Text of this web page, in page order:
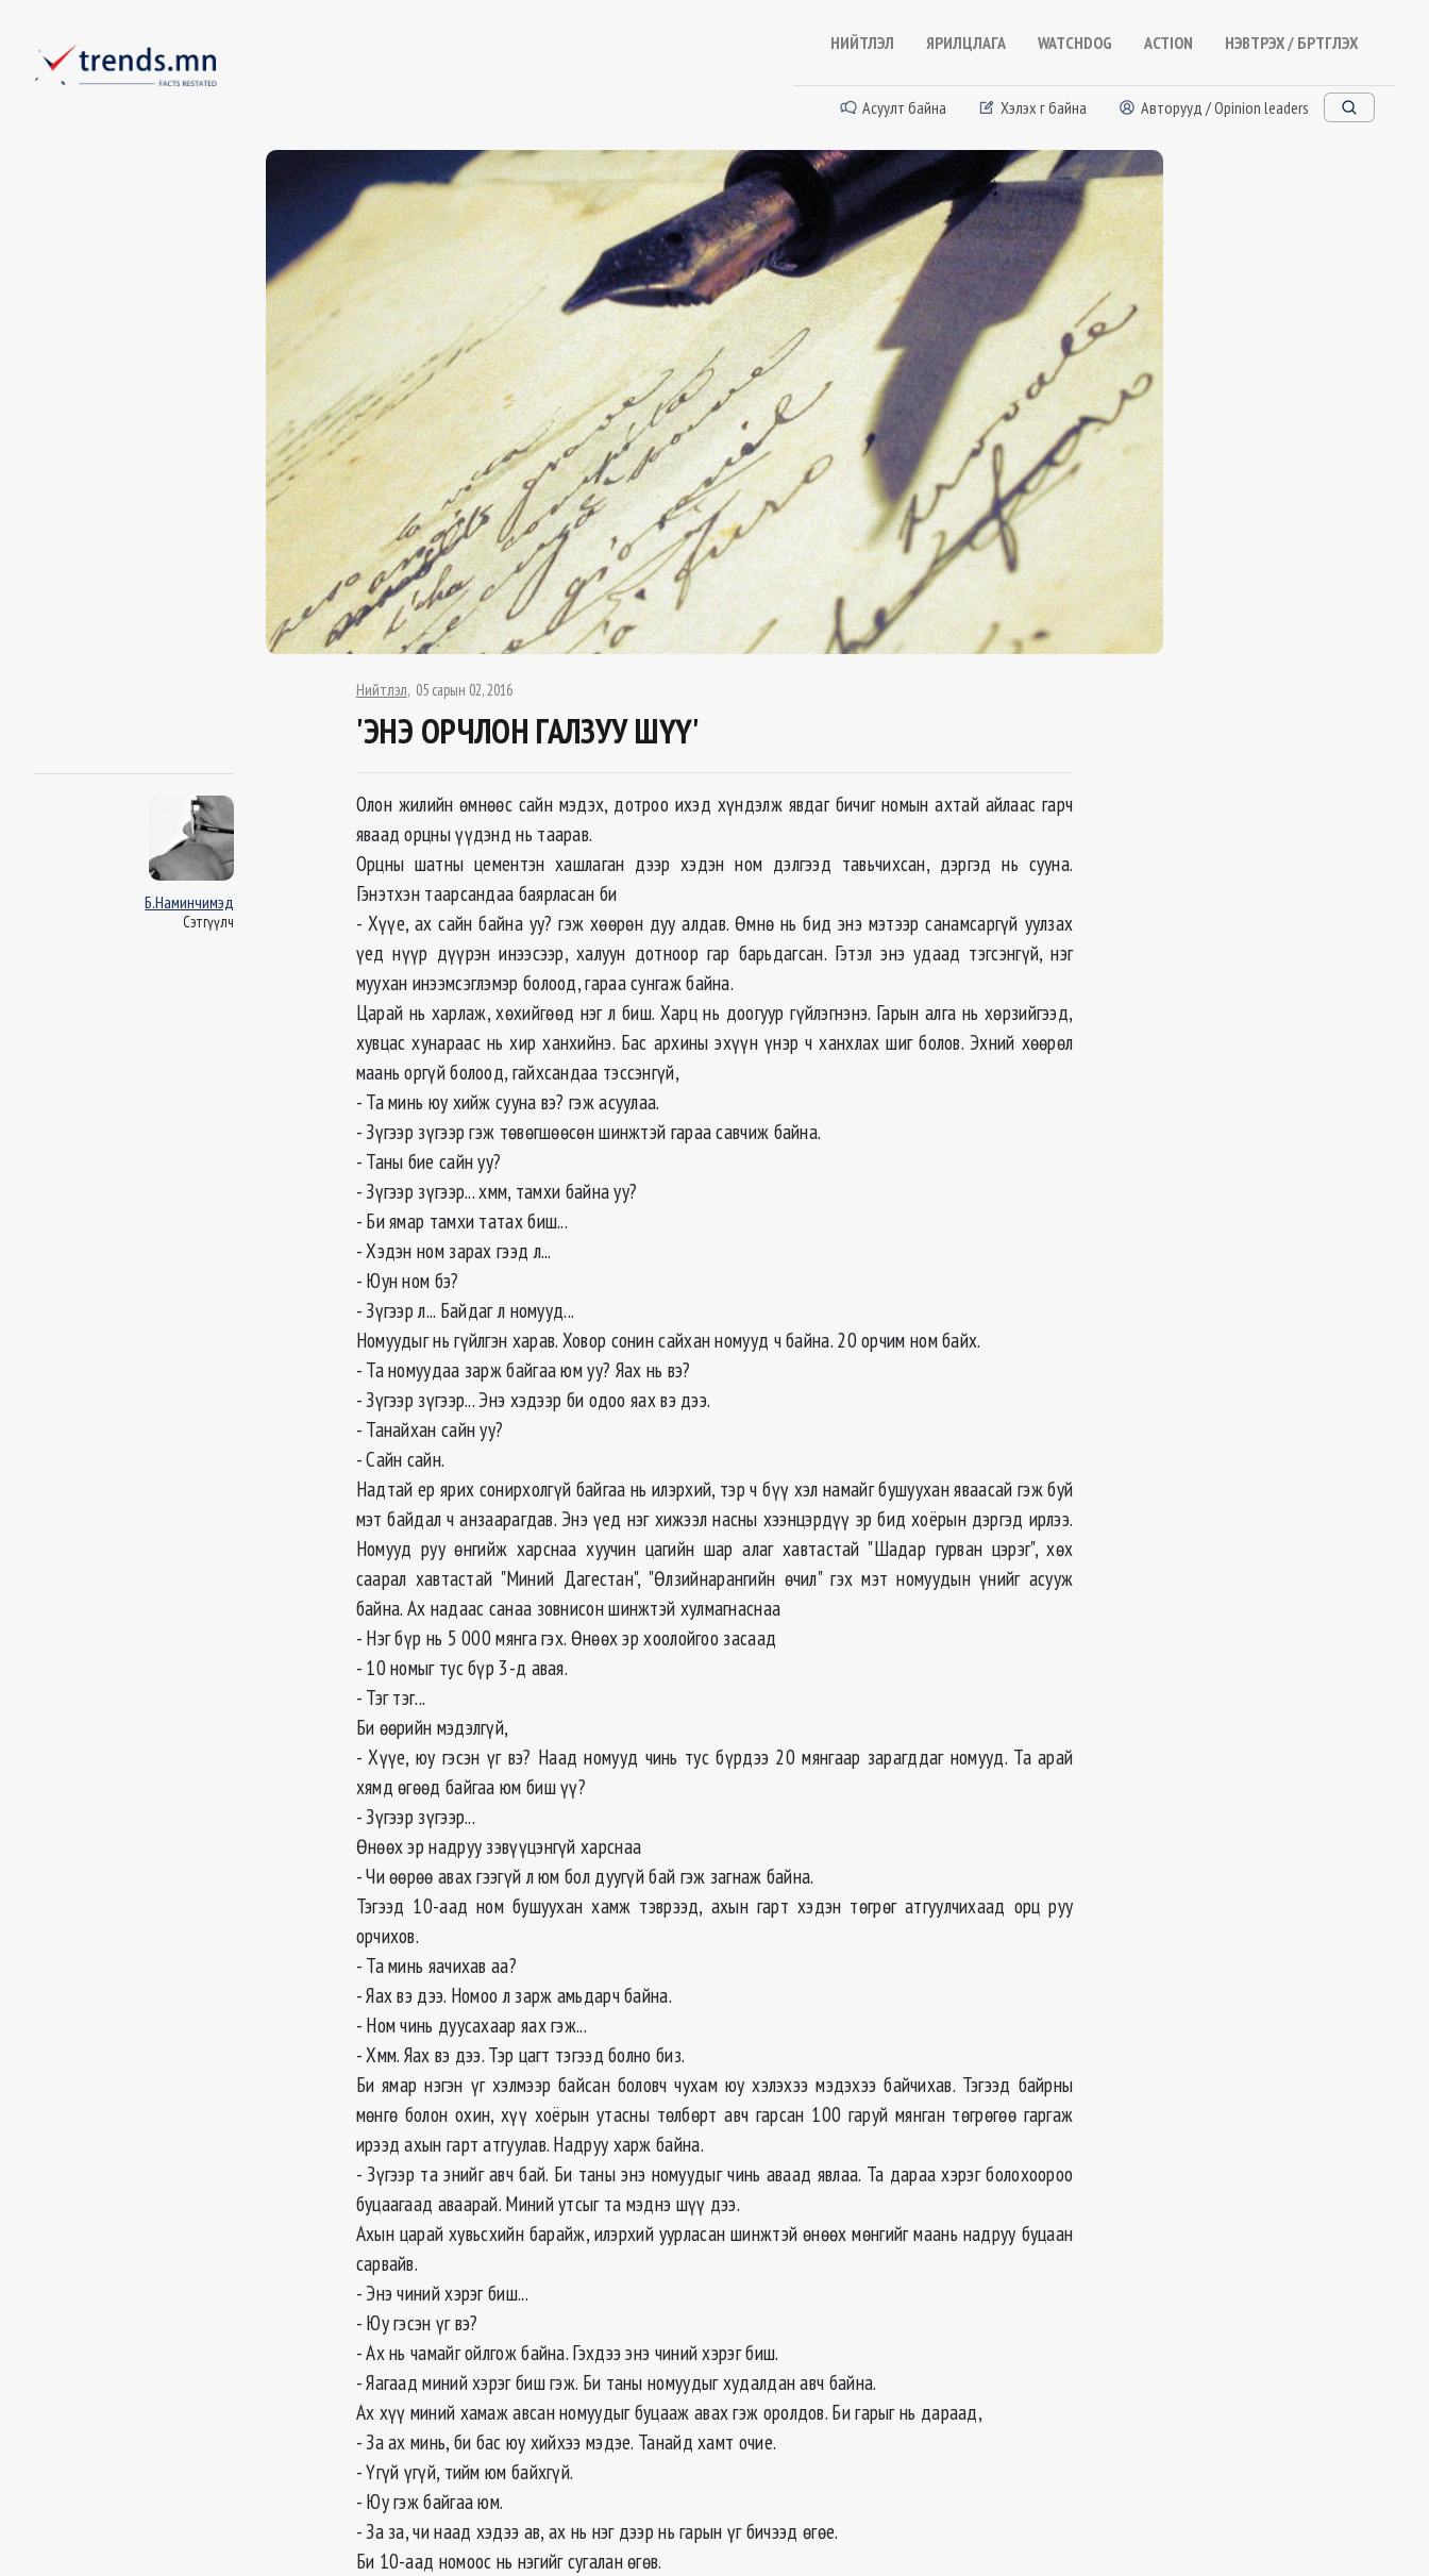
НИЙТЛЭЛ ЯРИЛЦЛАГА WATCHDOG ACTION НЭВТРЭХ / БҮРТГҮҮЛЭХ
Асуулт байна Хэлэх үг байна Авторууд / Opinion leaders
Нийтлэл 05 сарын 02, 2016
'ЭНЭ ОРЧЛОН ГАЛЗУУ ШҮҮ'
Б.Наминчимэд
Сэтгүүлч
Олон жилийн өмнөөс сайн мэдэх, дотроо ихэд хүндэлж явдаг бичиг номын ахтай айлаас гарч
яваад орцны үүдэнд нь таарав.
Орцны шатны цементэн хашлаган дээр хэдэн ном дэлгээд тавьчихсан, дэргэд нь сууна.
Гэнэтхэн таарсандаа баярласан би
- Хүүе, ах сайн байна уу? гэж хөөрөн дуу алдав. Өмнө нь бид энэ мэтээр санамсаргүй уулзах
үед нүүр дүүрэн инээсээр, халуун дотноор гар барьдагсан. Гэтэл энэ удаад тэгсэнгүй, нэг
муухан инээмсэглэмэр болоод, гараа сунгаж байна.
Царай нь харлаж, хөхийгөөд нэг л биш. Харц нь доогуур гүйлэгнэнэ. Гарын алга нь хөрзийгээд,
хувцас хунараас нь хир ханхийнэ. Бас архины эхүүн үнэр ч ханхлах шиг болов. Эхний хөөрөл
маань оргүй болоод, гайхсандаа тэссэнгүй,
- Та минь юу хийж сууна вэ? гэж асуулаа.
- Зүгээр зүгээр гэж төвөгшөөсөн шинжтэй гараа савчиж байна.
- Таны бие сайн уу?
- Зүгээр зүгээр... хмм, тамхи байна уу?
- Би ямар тамхи татах биш...
- Хэдэн ном зарах гээд л...
- Юун ном бэ?
- Зүгээр л... Байдаг л номууд...
Номуудыг нь гүйлгэн харав. Ховор сонин сайхан номууд ч байна. 20 орчим ном байх.
- Та номуудаа зарж байгаа юм уу? Яах нь вэ?
- Зүгээр зүгээр... Энэ хэдээр би одоо яах вэ дээ.
- Танайхан сайн уу?
- Сайн сайн.
Надтай ер ярих сонирхолгүй байгаа нь илэрхий, тэр ч бүү хэл намайг бушуухан яваасай гэж буй
мэт байдал ч анзаарагдав. Энэ үед нэг хижээл насны хээнцэрдүү эр бид хоёрын дэргэд ирлээ.
Номууд руу өнгийж харснаа хуучин цагийн шар алаг хавтастай "Шадар гурван цэрэг", хөх
саарал хавтастай "Миний Дагестан", "Өлзийнарангийн өчил" гэх мэт номуудын үнийг асууж
байна. Ах надаас санаа зовнисон шинжтэй хулмагнаснаа
- Нэг бүр нь 5 000 мянга гэх. Өнөөх эр хоолойгоо засаад
- 10 номыг тус бүр 3-д авая.
- Тэг тэг...
Би өөрийн мэдэлгүй,
- Хүүе, юу гэсэн үг вэ? Наад номууд чинь тус бүрдээ 20 мянгаар зарагддаг номууд. Та арай
хямд өгөөд байгаа юм биш үү?
- Зүгээр зүгээр...
Өнөөх эр надруу зэвүүцэнгүй харснаа
- Чи өөрөө авах гээгүй л юм бол дуугүй бай гэж загнаж байна.
Тэгээд 10-аад ном бушуухан хамж тэврээд, ахын гарт хэдэн төгрөг атгуулчихаад орц руу
орчихов.
- Та минь яачихав аа?
- Яах вэ дээ. Номоо л зарж амьдарч байна.
- Ном чинь дуусахаар яах гэж...
- Хмм. Яах вэ дээ. Тэр цагт тэгээд болно биз.
Би ямар нэгэн үг хэлмээр байсан боловч чухам юу хэлэхээ мэдэхээ байчихав. Тэгээд байрны
мөнгө болон охин, хүү хоёрын утасны төлбөрт авч гарсан 100 гаруй мянган төгрөгөө гаргаж
ирээд ахын гарт атгуулав. Надруу харж байна.
- Зүгээр та энийг авч бай. Би таны энэ номуудыг чинь аваад явлаа. Та дараа хэрэг болохоороо
буцаагаад аваарай. Миний утсыг та мэднэ шүү дээ.
Ахын царай хувьсхийн барайж, илэрхий уурласан шинжтэй өнөөх мөнгийг маань надруу буцаан
сарвайв.
- Энэ чиний хэрэг биш...
- Юу гэсэн үг вэ?
- Ах нь чамайг ойлгож байна. Гэхдээ энэ чиний хэрэг биш.
- Яагаад миний хэрэг биш гэж. Би таны номуудыг худалдан авч байна.
Ах хүү миний хамаж авсан номуудыг буцааж авах гэж оролдов. Би гарыг нь дараад,
- За ах минь, би бас юу хийхээ мэдэе. Танайд хамт очие.
- Үгүй үгүй, тийм юм байхгүй.
- Юу гэж байгаа юм.
- За за, чи наад хэдээ ав, ах нь нэг дээр нь гарын үг бичээд өгөе.
Би 10-аад номоос нь нэгийг сугалан өгөв.